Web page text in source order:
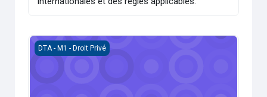
Droit de la famille approfondi
DTA - M1 - Droit Privé